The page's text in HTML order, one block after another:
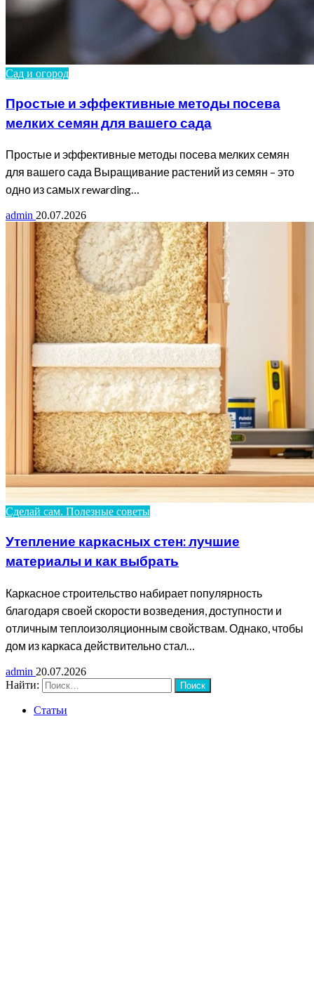
Сад и огород
Простые и эффективные методы посева
мелких семян для вашего сада
Простые и эффективные методы посева мелких семян
для вашего сада Выращивание растений из семян – это
одно из самых rewarding…
admin 20.07.2026
Сделай сам. Полезные советы
Утепление каркасных стен: лучшие
материалы и как выбрать
Каркасное строительство набирает популярность
благодаря своей скорости возведения, доступности и
отличным теплоизоляционным свойствам. Однако, чтобы
дом из каркаса действительно стал…
admin 20.07.2026
Найти:
Статьи